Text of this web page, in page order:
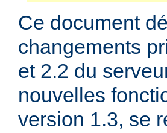
Ce document
changements
et 2.2 du
nouvelles
version 1.3, se